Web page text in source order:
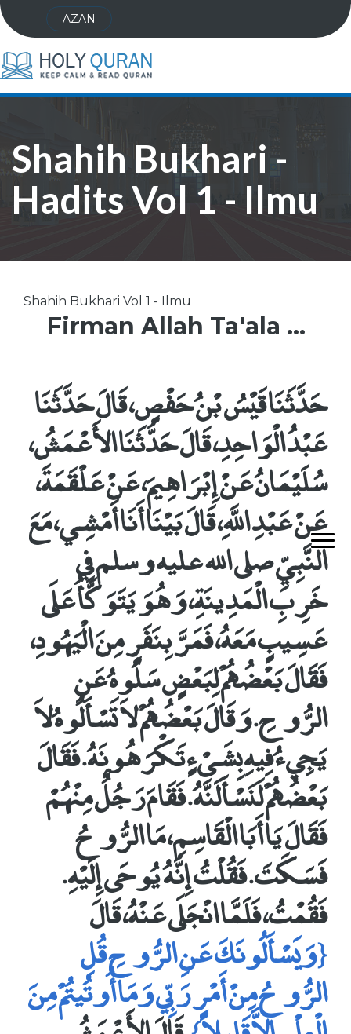
AZAN
Shahih Bukhari -
Hadits Vol 1 - Ilmu
Shahih Bukhari Vol 1 - Ilmu
Firman Allah Ta'ala ...
حَدَّثَنَا قَيْسُ بْنُ حَفْصٍ، قَالَ حَدَّثَنَا
عَبْدُ الْوَاحِدِ، قَالَ حَدَّثَنَا الأَعْمَشُ،
سُلَيْمَانُ عَنْ إِبْرَاهِيمَ، عَنْ عَلْقَمَةَ،
عَنْ عَبْدِ اللَّهِ، قَالَ بَيْنَا أَنَا أَمْشِي، مَعَ
النَّبِيِّ صلى الله عليه وسلم فِي
خَرِبِ الْمَدِينَةِ، وَهُوَ يَتَوَكَّأُ عَلَى
عَسِيبٍ مَعَهُ، فَمَرَّ بِنَفَرٍ مِنَ الْيَهُودِ،
فَقَالَ بَعْضُهُمْ لِبَعْضٍ سَلُوهُ عَنِ
الرُّوحِ‏.‏ وَقَالَ بَعْضُهُمْ لاَ تَسْأَلُوهُ لاَ
يَجِيءُ فِيهِ بِشَىْءٍ تَكْرَهُونَهُ‏.‏ فَقَالَ
بَعْضُهُمْ لَنَسْأَلَنَّهُ‏.‏ فَقَامَ رَجُلٌ مِنْهُمْ
فَقَالَ يَا أَبَا الْقَاسِمِ، مَا الرُّوحُ
فَسَكَتَ‏.‏ فَقُلْتُ إِنَّهُ يُوحَى إِلَيْهِ‏.‏
فَقُمْتُ، فَلَمَّا انْجَلَى عَنْهُ، قَالَ
‏{‏وَيَسْأَلُونَكَ عَنِ الرُّوحِ قُلِ
الرُّوحُ مِنْ أَمْرِ رَبِّي وَمَا أُوتُيتُمْ مِنَ